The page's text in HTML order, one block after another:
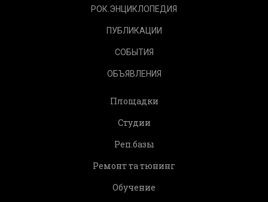
РОК.ЭНЦИКЛОПЕДИЯ
ПУБЛИКАЦИИ
СОБЫТИЯ
ОБЪЯВЛЕНИЯ
Площадки
Студии
Реп.базы
Ремонт та тюнинг
Обучение